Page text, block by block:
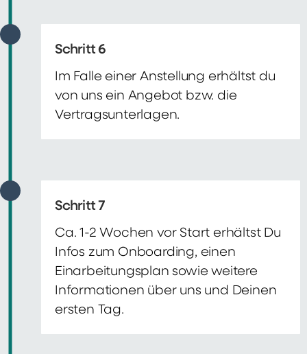
Schritt 6
Im Falle einer Anstellung erhältst du
von uns ein Angebot bzw. die
Vertragsunterlagen.
Schritt 7
Ca. 1-2 Wochen vor Start erhältst Du
Infos zum Onboarding, einen
Einarbeitungsplan sowie weitere
Informationen über uns und Deinen
ersten Tag.